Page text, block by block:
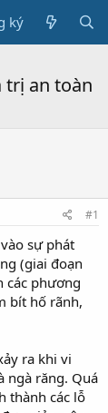
ký
trị an toàn
#1
sự phát
(giai đoạn
các phương
bít hố rãnh,
ra khi vi
ngà răng. Quá
thành các lỗ